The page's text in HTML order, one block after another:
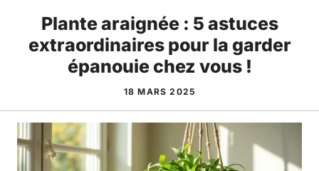
Plante araignée : 5 astuces
extraordinaires pour la garder
épanouie chez vous !
18 MARS 2025